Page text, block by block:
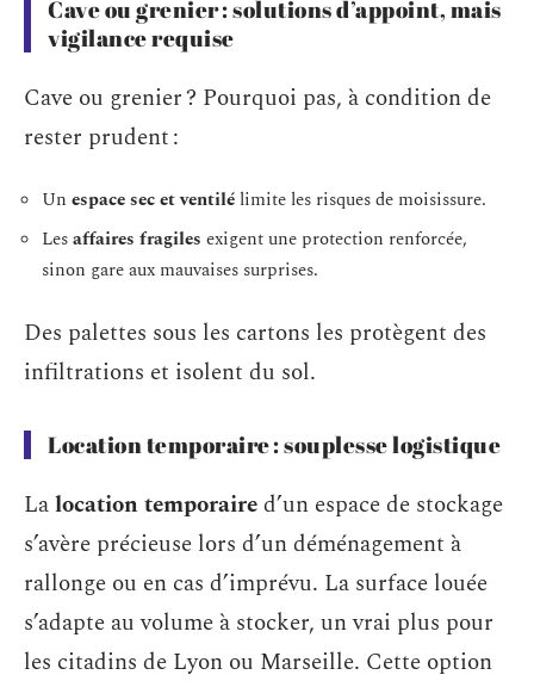
Cave ou grenier : solutions d’appoint, mais
vigilance requise
Cave ou grenier ? Pourquoi pas, à condition de
rester prudent :
Un espace sec et ventilélimite les risques de moisissure.
Lesaffaires fragiles exigent une protection renforcée,
sinon gare aux mauvaises surprises.
Des palettes sous les cartons les protègent des
infiltrations et isolent du sol.
Location temporaire : souplesse logistique
Lalocation temporaired’un espace de stockage
s’avère précieuse lors d’un déménagement à
rallonge ou en cas d’imprévu. La surface louée
s’adapte au volume à stocker, un vrai plus pour
les citadins de Lyon ou Marseille. Cette option